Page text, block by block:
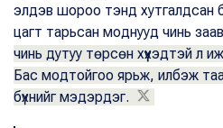
элдэв шороо тэнд хутгалдсан
цагт тарьсан моднууд чинь
чинь дутуу төрсөн хүүхэдтэй л
Бас модтойгоо ярьж, илбэж
бүхнийг мэдэрдэг.